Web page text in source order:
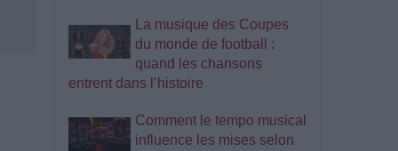
La musique des Coupes
du monde de football :
quand les chansons
entrent dans l’histoire
Comment le tempo musical
influence les mises selon